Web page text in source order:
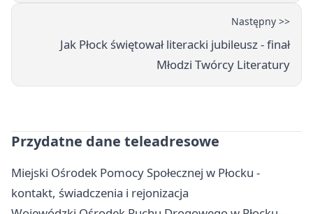
Następny >>
Jak Płock świętował literacki jubileusz - finał
Młodzi Twórcy Literatury
Przydatne dane teleadresowe
Miejski Ośrodek Pomocy Społecznej w Płocku -
kontakt, świadczenia i rejonizacja